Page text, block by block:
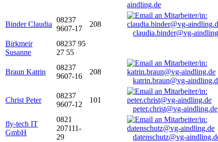
aindling.de
Binder Claudia
08237
9607-17
208
claudia.binder@vg-
Birkmeir
Susanne
08237 95
27 55
Braun Katrin
08237
9607-16
208
katrin.braun@vg-
Christ Peter
08237
9607-12
101
peter.christ@vg-aindling.de
fly-tech IT
GmbH
0821
207111-
29
datenschutz@vg-